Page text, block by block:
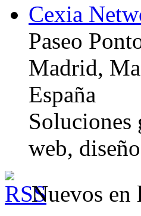
Cexia
Paseo
Madrid,
España
Soluciones
web,
Nuevos en